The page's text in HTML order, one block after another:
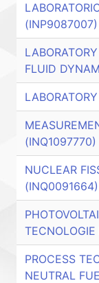
(INP9087007)
FLUID
(INQ1097770)
NUCLEAR
(INQ0091664)
PROCESS
NEUTRAL